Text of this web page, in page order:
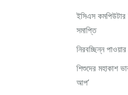
ইসিএস কমপিউটার
সমাপ্তি
নিরবচ্ছিন্ন
শিশুদের মহাকাশ
আপ’